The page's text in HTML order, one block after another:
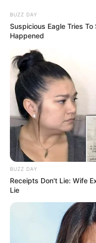
Anti Mainstream,
Membawa Barang
Versi Warga
Langka Banget!
Katak yang Bikin
BUZZ DAY
Suspicious Eagle Tries
Happened
BUZZ DAY
Receipts Don't Lie: Wife
Lie